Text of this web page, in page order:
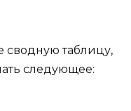
сводную таблицу,
следующее: